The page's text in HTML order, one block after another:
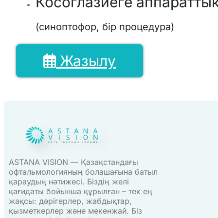
(синоптофор, бір процедура)
Жазылу
ASTANA VISION — Қазақстандағы
офтальмологияның болашағына батыл
қараудың нәтижесі. Біздің желі
қағидаты бойынша құрылған – тек ең
жақсы: дәрігерлер, жабдықтар,
қызметкерлер және мекенжай. Біз